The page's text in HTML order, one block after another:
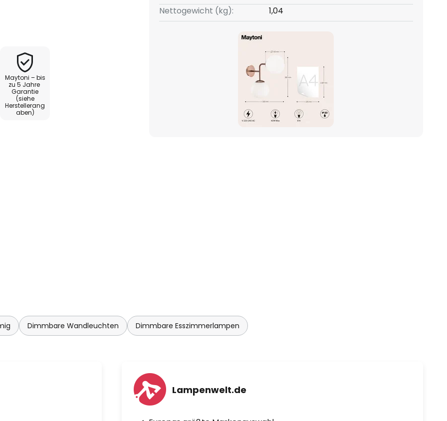
auch Flure. Sie bietet sich
an und
optisch überzeugen.
Maytoni – bis
zu 5 Jahre
Garantie
(siehe
Herstellerang
aben)
Nettogewicht (kg):
1,04
Dimmbare Wandleuchten Dimmbare Esszimmerlampen
Lampenwelt.de